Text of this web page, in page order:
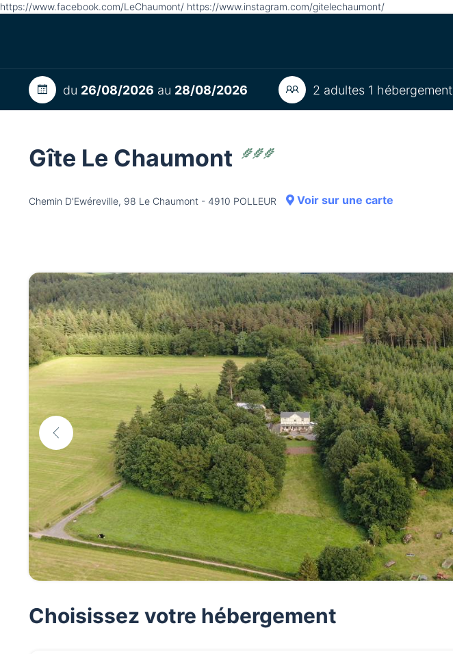
https://www.facebook.com/LeChaumont/ https://www.instagram.com/gitelechaumont/
du 26/08/2026 au 28/08/2026 2 adultes 1 hébergement
Gîte Le Chaumont
Chemin D'Ewéreville, 98 Le Chaumont - 4910 POLLEUR Voir sur une carte
Choisissez votre hébergement